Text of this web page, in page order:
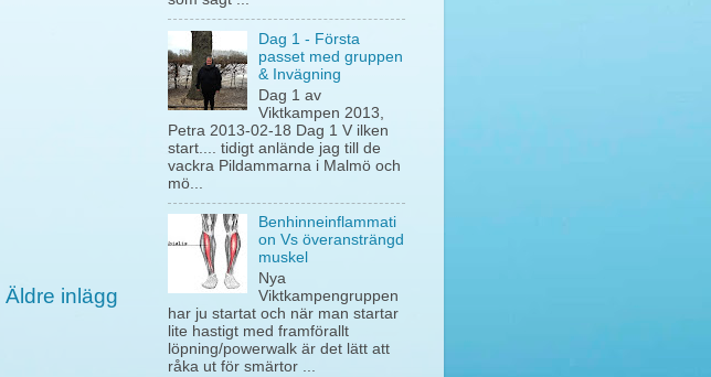
Äldre inlägg
Dag 1 - Första
passet med gruppen
& Invägning
Dag 1 av
Viktkampen 2013,
Petra 2013-02-18 Dag 1 V ilken
start.... tidigt anlände jag till de
vackra Pildammarna i Malmö och
mö...
Benhinneinflammati
on Vs överansträngd
muskel
Nya
Viktkampengruppen
har ju startat och när man startar
lite hastigt med framförallt
löpning/powerwalk är det lätt att
råka ut för smärtor ...